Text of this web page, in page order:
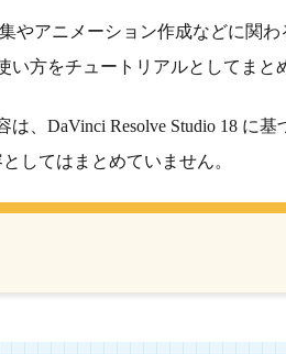
やアニメーション作成などに関
い方をチュートリアルとしてまと
、DaVinci Resolve Studio 18 に
してはまとめていません。